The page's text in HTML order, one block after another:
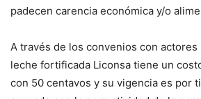
padecen carencia económica y/o
A través de los convenios con
leche fortificada Liconsa tiene un
con 50 centavos y su vigencia es por